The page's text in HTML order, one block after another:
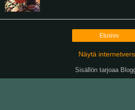
Etusivu
Näytä
Sisällön tarjoaa